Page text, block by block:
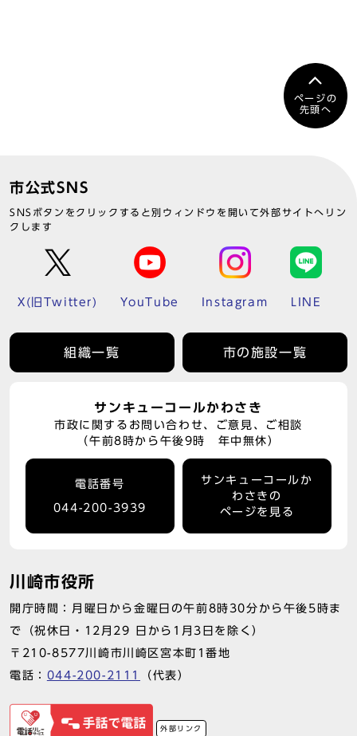
ページの
先頭へ
市公式SNS
SNSボタンをクリックすると別ウィンドウを開いて外部サイトへリン
クします
X(旧Twitter) YouTube Instagram LINE
組織一覧 市の施設一覧
サンキューコールかわさき
市政に関するお問い合わせ、ご意見、ご相談
（午前8時から午後9時 年中無休）
電話番号
044-200-3939
サンキューコールか
わさきの
ページを見る
川崎市役所
開庁時間：月曜日から金曜日の午前8時30分から午後5時ま
で（祝休日・12月29 日から1月3日を除く）
〒210-8577川崎市川崎区宮本町1番地
電話： 044-200-2111 （代表）
外部リンク